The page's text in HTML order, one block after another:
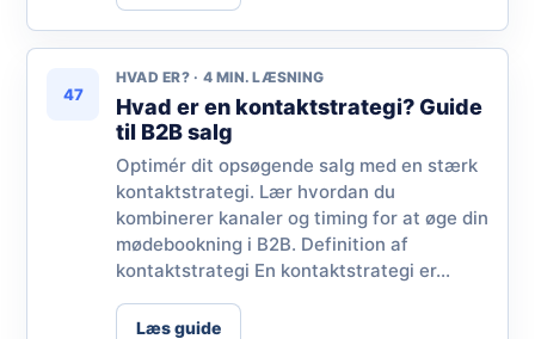
47
HVAD ER? · 4 MIN. LÆSNING
Hvad er en kontaktstrategi? Guide
til B2B salg
Optimér dit opsøgende salg med en stærk
kontaktstrategi. Lær hvordan du
kombinerer kanaler og timing for at øge din
mødebookning i B2B. Definition af
kontaktstrategi En kontaktstrategi er...
Læs guide